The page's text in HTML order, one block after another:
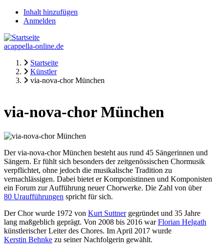
Direkt
zum
Fake-
Usermenü
Inhalt hinzufügen
Anmelden
acappella-online.de
Pfadnavigation
Startseite
Künstler
via-nova-chor München
via-nova-chor München
Der via-nova-chor München besteht aus rund 45 Sängerinnen und
Sängern. Er fühlt sich besonders der zeitgenössischen Chormusik
verpflichtet, ohne jedoch die musikalische Tradition zu
vernachlässigen. Dabei bietet er Komponistinnen und Komponisten
ein Forum zur Aufführung neuer Chorwerke. Die Zahl von über
80 Uraufführungen spricht für sich.
Der Chor wurde 1972 von Kurt Suttnergegründet und 35 Jahre
lang maßgeblich geprägt. Von 2008 bis 2016 warFlorian Helgath
künstlerischer Leiter des Chores. Im April 2017 wurde
Kerstin Behnke zu seiner Nachfolgerin gewählt.